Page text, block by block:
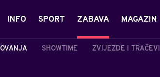
INFO SPORT ZABAVA
SHOWTIME ZVIJEZDE I TRAČEVI
MAGAZIN